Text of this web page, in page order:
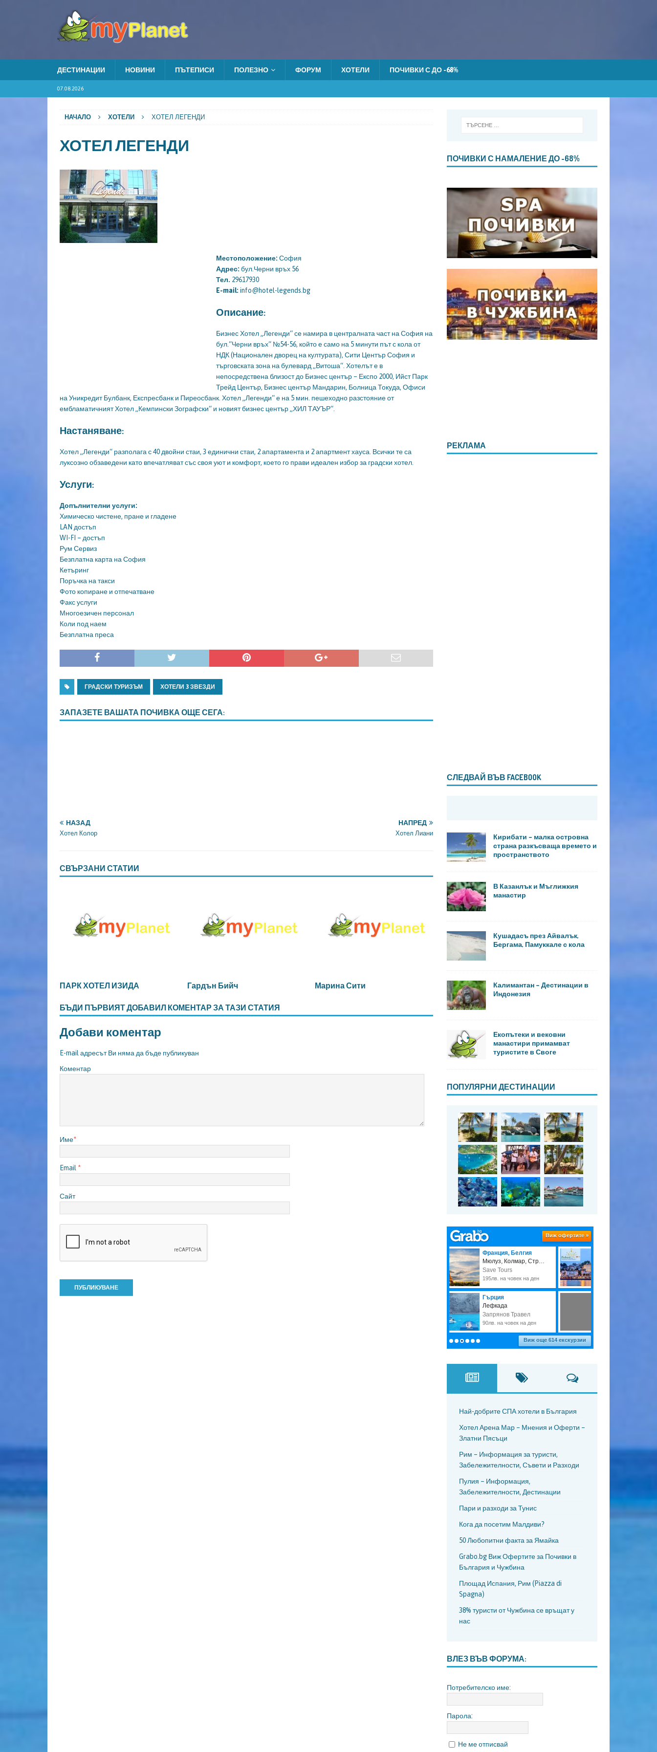
ДЕСТИНАЦИИ НОВИНИ ПЪТЕПИСИ ПОЛЕЗНО ФОРУМ ХОТЕЛИ ПОЧИВКИ С ДО -68%
07.08.2026
НАЧАЛО ХОТЕЛИ ХОТЕЛ ЛЕГЕНДИ
ХОТЕЛ ЛЕГЕНДИ
Местоположение: София
Адрес: бул.Черни връх 56
Тел. 29617930
E-mail: info@hotel-legends.bg
Описание:
Бизнес Хотел „Легенди“ се намира в централната част на София на
бул.“Черни връх“ №54-56, който е само на 5 минути път с кола от
НДК (Национален дворец на културата), Сити Център София и
търговската зона на булевард „Витоша“. Хотелът е в
непосредствена близост до Бизнес център – Експо 2000, Ийст Парк
Трейд Център, Бизнес център Мандарин, Болница Токуда, Офиси
на Уникредит Булбанк, Експресбанк и Пиреосбанк. Хотел „Легенди“ е на 5 мин. пешеходно разстояние от
ембламатичният Хотел „Кемпински Зографски“ и новият бизнес център „ХИЛ ТАУЪР“.
Настаняване:
Хотел „Легенди“ разполага с 40 двойни стаи, 3 единични стаи, 2 апартамента и 2 апартмент хауса. Всички те са
луксозно обзаведени като впечатляват със своя уют и комфорт, което го прави идеален избор за градски хотел.
Услуги:
Допълнителни услуги:
Химическо чистене, пране и гладене
LAN достъп
WI-FI – достъп
Рум Сервиз
Безплатна карта на София
Кетъринг
Поръчка на такси
Фото копиране и отпечатване
Факс услуги
Многоезичен персонал
Коли под наем
Безплатна преса
ГРАДСКИ ТУРИЗЪМ ХОТЕЛИ 3 ЗВЕЗДИ
ЗАПАЗЕТЕ ВАШАТА ПОЧИВКА ОЩЕ СЕГА:
НАЗАД
Хотел Колор
НАПРЕД
Хотел Лиани
СВЪРЗАНИ СТАТИИ
ПАРК ХОТЕЛ ИЗИДА Гардън Бийч Марина Сити
БЪДИ ПЪРВИЯТ ДОБАВИЛ КОМЕНТАР ЗА ТАЗИ СТАТИЯ
Добави коментар
E-mail адресът Ви няма да бъде публикуван
Коментар
Име*
Email *
Сайт
ПОЧИВКИ С НАМАЛЕНИЕ ДО -68%
РЕКЛАМА
СЛЕДВАЙ ВЪВ FACEBOOK
Кирибати – малка островна
страна разкъсваща времето и
пространството
В Казанлък и Мъглижкия
манастир
Кушадасъ през Айвалък,
Бергама, Памуккале с кола
Калимантан – Дестинации в
Индонезия
Екопътеки и вековни
манастири примамват
туристите в Своге
ПОПУЛЯРНИ ДЕСТИНАЦИИ
Най-добрите СПА хотели в България
Хотел Арена Мар – Мнения и Оферти –
Златни Пясъци
Рим – Информация за туристи,
Забележителности, Съвети и Разходи
Пулия – Информация,
Забележителности, Дестинации
Пари и разходи за Тунис
Кога да посетим Малдиви?
50 Любопитни факта за Ямайка
Grabo.bg Виж Офертите за Почивки в
България и Чужбина
Площад Испания, Рим (Piazza di
Spagna)
38% туристи от Чужбина се връщат у
нас
ВЛЕЗ ВЪВ ФОРУМА:
Потребителско име:
Парола:
Не ме отписвай